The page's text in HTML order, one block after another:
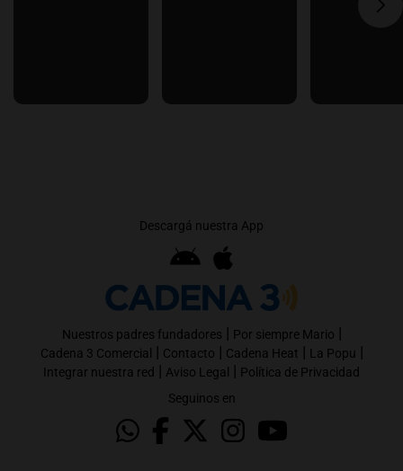
Descargá nuestra App
Nuestros padres fundadores | Por siempre Mario |
Cadena 3 Comercial | Contacto | Cadena Heat | La Popu |
Integrar nuestra red | Aviso Legal | Política de Privacidad
Seguinos en